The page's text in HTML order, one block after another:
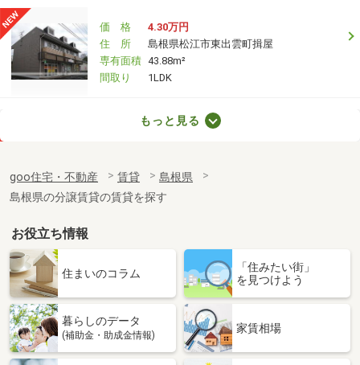
価 格
4.30万円
住 所
島根県松江市東出雲町揖屋
専有面積 43.88m²
間取り
1LDK
専有面積
32.9m²
間取り
1K
島根県松江市東出雲町揖屋
価 格
5.80万円
島根県松江市東出雲町揖屋
専有面積 57.64m²
間取り
島根県出雲市平田町
もっと見る
goo住宅・不動産 賃貸
島根県
島根県の分譲賃貸の賃貸を探す
お役立ち情報
住まいのコラム
「住みたい街」
を見つけよう
暮らしのデータ
(補助金・助成金情報)
家賃相場